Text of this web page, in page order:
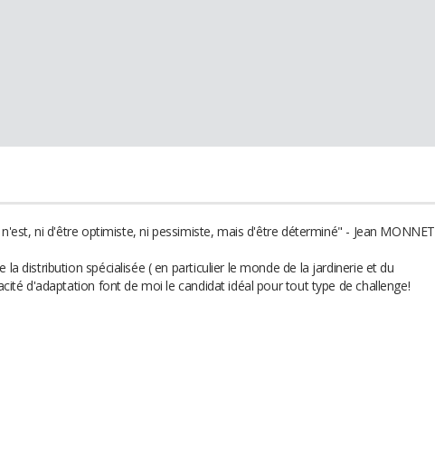
ni d'être optimiste, ni pessimiste, mais d'être déterminé" - Jean MONNET
la distribution spécialisée ( en particulier le monde de la jardinerie et du
d'adaptation font de moi le candidat idéal pour tout type de challenge!